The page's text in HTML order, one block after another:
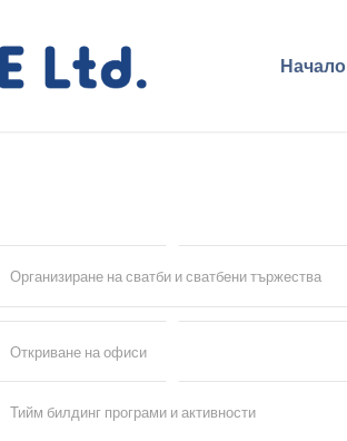
Начало
Организиране на сватби и сватбени тържества
Откриване на офиси
Тийм билдинг програми и активности